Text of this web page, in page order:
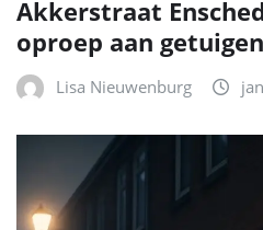
Akkerstraat
oproep aan getuigen
Lisa Nieuwenburg